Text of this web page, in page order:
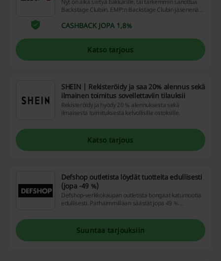
Backstage Clubiin. EMP:n Backstage Clubin jäsenenä
alennuksen lähes koko EMP:n tuotevalikoimaan. Lisäksi
tänään.
CASHBACK JOPA 1,8%
Katso tarjous
SHEIN | Rekisteröidy ja saa 20% alennus sekä
ilmainen toimitus sovellettaviin tilauksii
Rekisteröidy ja hyödy 20 % alennuksesta sekä
ilmaisesta toimituksesta kelvollisille ostoksille.
Katso tarjous
Defshop outletista löydät tuotteita edullisesti
(jopa -49 %)
Defshop-verkkokaupan outletista bongaat katumuotia
edullisesti. Parhaimmillaan säästät jopa 49 %
tsekkaamassa usein, sillä valikoima päivittyy tiheään.
Suuntaa tarjouksiin